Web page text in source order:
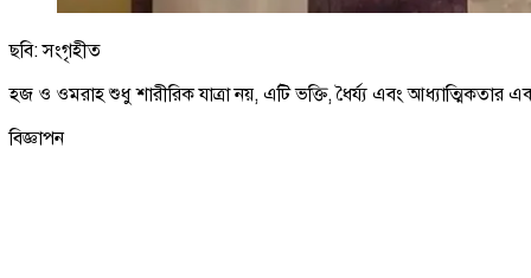
ছবি: সংগৃহীত
হজ ও ওমরাহ শুধু শারীরিক যাত্রা নয়, এটি ভক্তি, ধৈর্য্য এবং
বিজ্ঞাপন